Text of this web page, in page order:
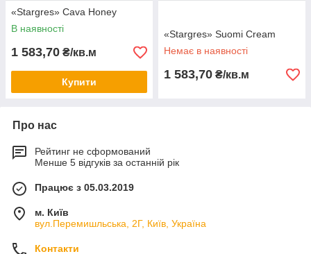
«Stargres» Сava Honey
В наявності
1 583,70 ₴/кв.м
Купити
«Stargres» Suomi Cream
Немає в наявності
1 583,70 ₴/кв.м
Про нас
Рейтинг не сформований
Менше 5 відгуків за останній рік
Працює з 05.03.2019
м. Київ
вул.Перемишльська, 2Г, Київ, Україна
Контакти